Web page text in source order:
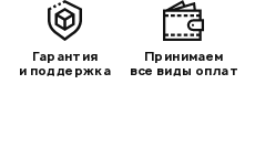
Гарантия
и поддержка
Принимаем
все виды оплат